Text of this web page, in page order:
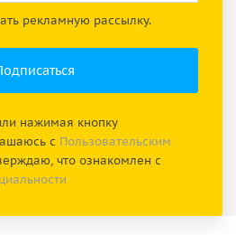
рекламную рассылку.
нажимая кнопку
с Пользовательским
что ознакомлен с